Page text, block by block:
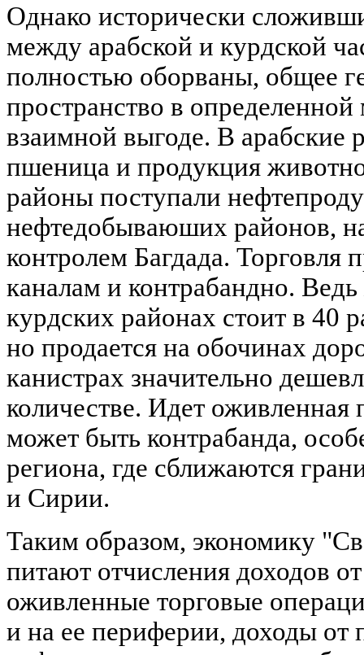
Однако исторически
между арабской и курдской
полностью оборваны, общее
пространство в определенной
взаимной выгоде. В арабские
пшеница и продукция
районы поступали
нефтедобываюших районов,
контролем Багдада. Торговля
каналам и контрабандно.
курдских районах стоит в 40
но продается на обочинах
канистрах значительно
количестве. Идет оживленная
может быть контрабанда,
региона, где сближаются
и Сирии.
Таким образом, экономику
питают отчисления доходов
оживленные торговые
и на ее периферии, доходы от